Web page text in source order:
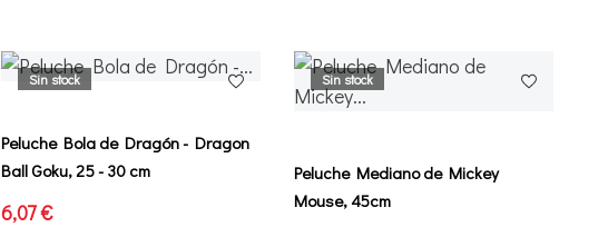
Peluche Bola de Dragón - Dragon
Ball Goku, 25 - 30 cm
6,07 €
Sin stock
Peluche Mediano de Mickey
Mouse, 45cm
Sin stock